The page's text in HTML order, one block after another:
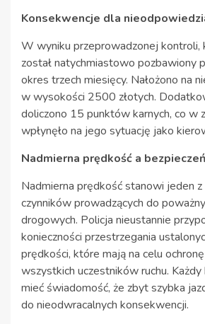
Konsekwencje dla
W wyniku przeprowadzonej kontroli,
został natychmiastowo pozbawiony
okres trzech miesięcy. Nałożono na
w wysokości 2500 złotych.
doliczono 15 punktów karnych, co w
wpłynęło na jego sytuację jako
Nadmierna prędkość a
Nadmierna prędkość stanowi jeden z
czynników prowadzących do
drogowych. Policja nieustannie
konieczności przestrzegania
prędkości, które mają na celu
wszystkich uczestników ruchu.
mieć świadomość, że zbyt szybka
do nieodwracalnych konsekwencji.